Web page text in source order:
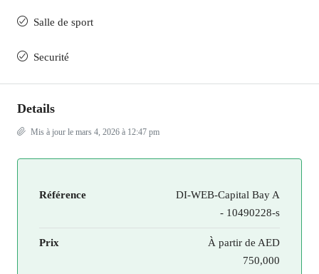
Salle de sport
Securité
Details
Mis à jour le mars 4, 2026 à 12:47 pm
Référence
DI-WEB-Capital Bay A
- 10490228-s
Prix À partir de AED
750,000